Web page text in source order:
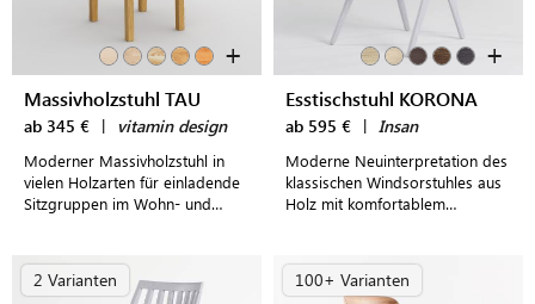
+
Massivholzstuhl TAU
ab 345 € | vitamin design
Moderner Massivholzstuhl in
vielen Holzarten für einladende
Sitzgruppen im Wohn- und
+
Esstischstuhl KORONA
ab 595 € | Insan
Moderne Neuinterpretation des
klassischen Windsorstuhles aus
Holz mit komfortablem
2 Varianten 100+ Varianten